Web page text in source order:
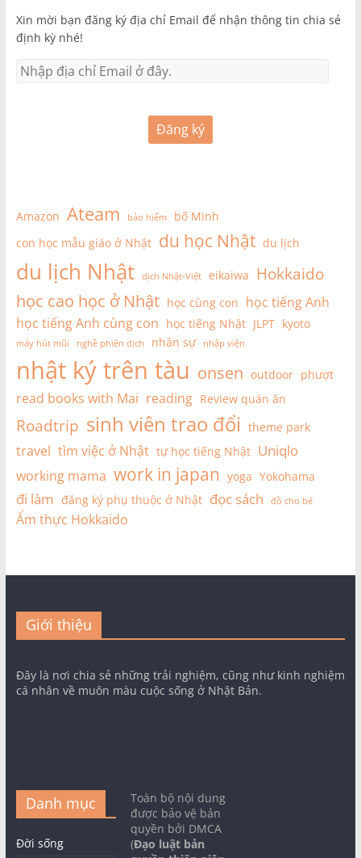
Xin mời bạn đăng ký địa chỉ Email để nhận thông tin chia sẻ
định kỳ nhé!
Đăng ký
Amazon Ateam bảo hiểm
bố Minh
con học mẫu giáo ở Nhật du học Nhật du lịch
du lịch Nhật dịch Nhật-Việt eikaiwa Hokkaido
học cao học ở Nhật học cùng con học tiếng Anh
học tiếng Anh cùng con học tiếng Nhật JLPT kyoto
máy hút mũi nghề phiên dịch nhân sự nhập viện
nhật ký trên tàu onsen outdoor phượt
read books with Mai reading Review quán ăn
Roadtrip sinh viên trao đổi theme park
travel tìm việc ở Nhật tự học tiếng Nhật Uniqlo
working mama work in japan yoga Yokohama
đi làm đăng ký phụ thuộc ở Nhật đọc sách đồ cho bé
Ẩm thực Hokkaido
Giới thiệu
Đây là nơi chia sẻ những trải nghiệm, cũng như kinh nghiệm
cá nhân về muôn màu cuộc sống ở Nhật Bản.
Danh mục
Đời sống
Toàn bộ nội dung
được bảo vệ bản
quyền bởi DMCA
(Đạo luật bản